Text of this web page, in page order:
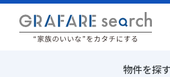
物件を探す